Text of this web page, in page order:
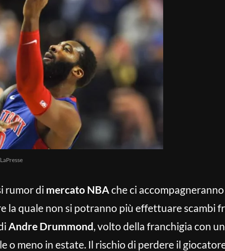
rumor di mercato NBAche ci
la quale non si potranno più effettuare scambi
Andre Drummond, volto della franchigia con
o meno in estate. Il rischio di perdere il